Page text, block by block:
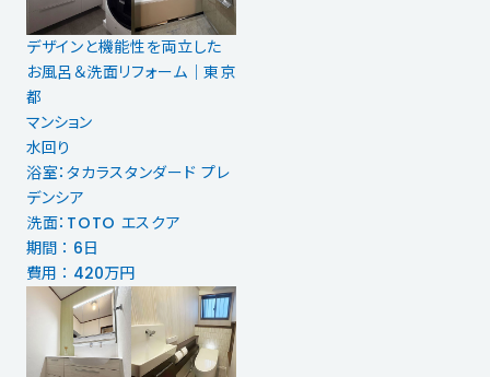
デザインと機能性を両立した
お風呂＆洗面リフォーム｜東京
都
マンション
水回り
浴室：タカラスタンダード プレ
デンシア
洗面：TOTO エスクア
期間 ： 6日
費用 ： 420万円